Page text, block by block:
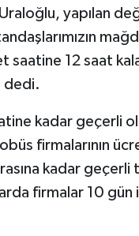
yapılan
saatine 12 saat
dedi.
kadar geçerli
firmalarının
kadar
firmalar 10